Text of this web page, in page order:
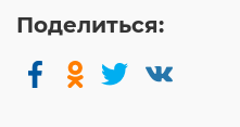
Поделиться: